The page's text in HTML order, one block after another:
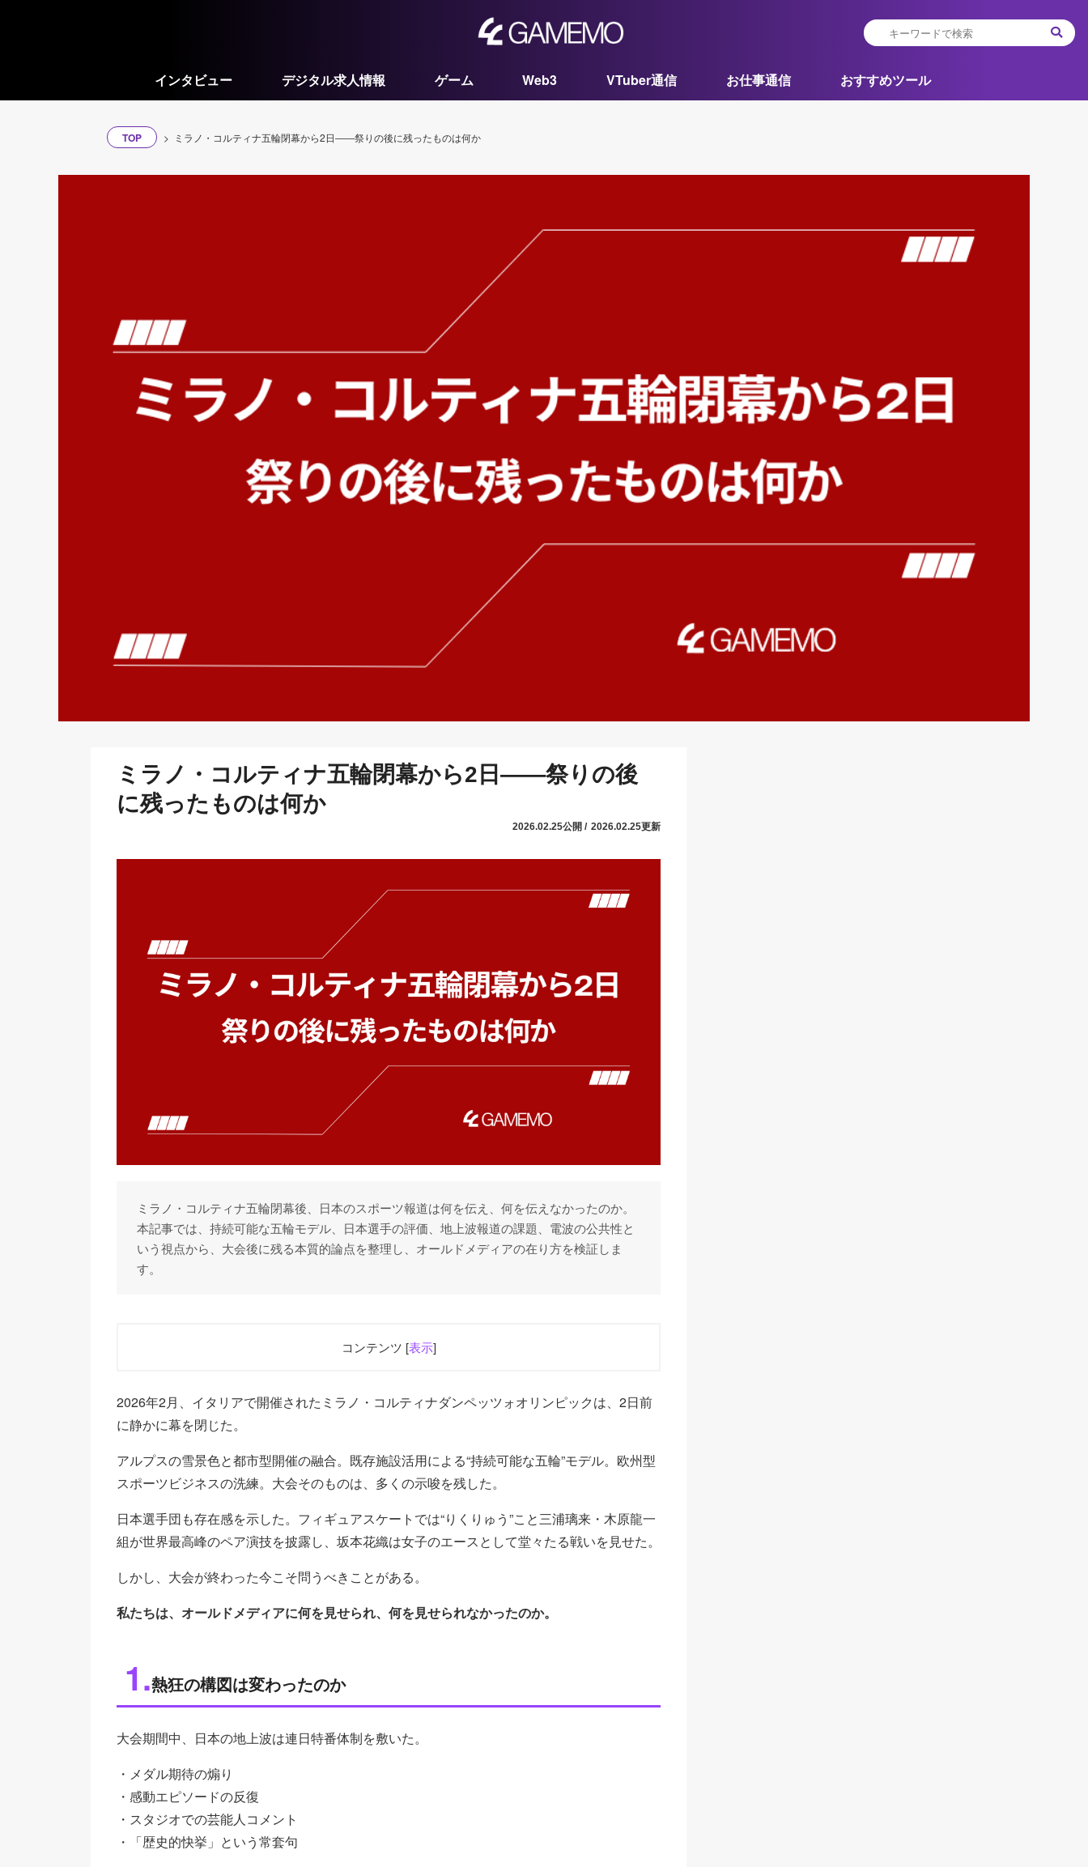
インタビュー デジタル求人情報 ゲーム Web3 VTuber通信 お仕事通信 おすすめツール
TOP ミラノ・コルティナ五輪閉幕から2日――祭りの後に残ったものは何か
ミラノ・コルティナ五輪閉幕から2日――祭りの後
に残ったものは何か
2026.02.25公開 / 2026.02.25更新
ミラノ・コルティナ五輪閉幕後、日本のスポーツ報道は何を伝え、何を伝えなかったのか。
本記事では、持続可能な五輪モデル、日本選手の評価、地上波報道の課題、電波の公共性と
いう視点から、大会後に残る本質的論点を整理し、オールドメディアの在り方を検証しま
す。
コンテンツ [表示]
2 2.アスリートの「一般人化」
3
3.大会後の“静寂”
4 4.持続可能性という本質テーマ
5.視聴者の“飽き”は進行している
6 6.電波の公共性という論点
7 7.オールドメディアは変われるか
8 8.祭りの後に残るべきもの
9 結語
2026年2月、イタリアで開催されたミラノ・コルティナダンペッツォオリンピックは、2日前
に静かに幕を閉じた。
アルプスの雪景色と都市型開催の融合。既存施設活用による“持続可能な五輪”モデル。欧州型
スポーツビジネスの洗練。大会そのものは、多くの示唆を残した。
日本選手団も存在感を示した。フィギュアスケートでは“りくりゅう”こと三浦璃来・木原龍一
組が世界最高峰のペア演技を披露し、坂本花織は女子のエースとして堂々たる戦いを見せた。
しかし、大会が終わった今こそ問うべきことがある。
私たちは、オールドメディアに何を見せられ、何を見せられなかったのか。
1.熱狂の構図は変わったのか
大会期間中、日本の地上波は連日特番体制を敷いた。
・メダル期待の煽り
・感動エピソードの反復
・スタジオでの芸能人コメント
・「歴史的快挙」という常套句